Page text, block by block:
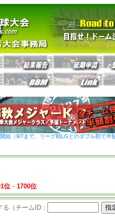
始（9/7まで、リーグ戦LGとのダブル割で半
位－ 1700位
（チームID：